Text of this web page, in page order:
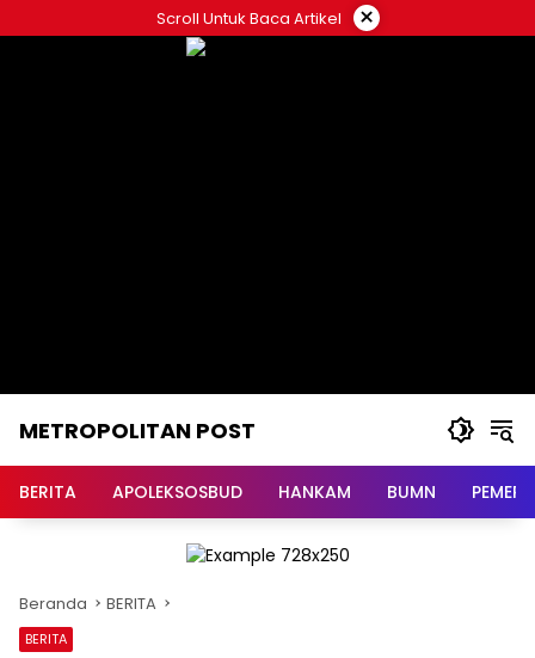
ke
Scroll Untuk Baca Artikel ×
METROPOLITAN POST
BERITA APOLEKSOSBUD HANKAM BUMN
Beranda BERITA
BERITA